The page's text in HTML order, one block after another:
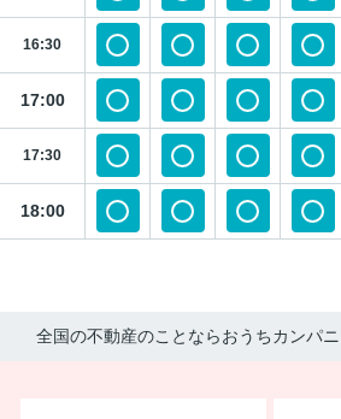
16:30
17:00
17:30
18:00
全国の不動産のことならおうちカンパ